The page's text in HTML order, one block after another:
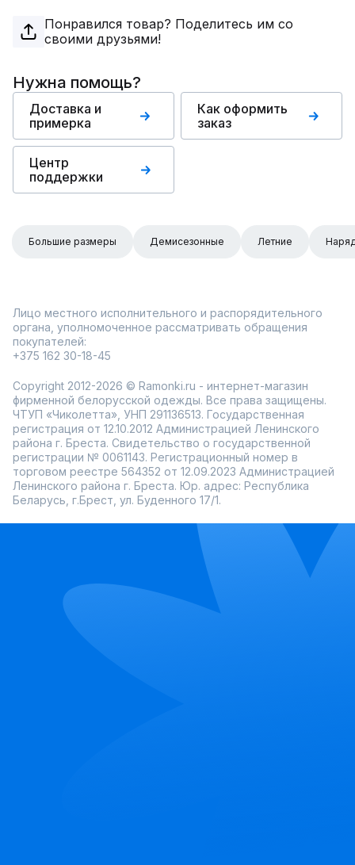
Понравился товар? Поделитесь им со
своими друзьями!
Нужна помощь?
Доставка и
примерка
Как оформить
заказ
Центр
поддержки
Большие размеры Демисезонные Летние
Лицо местного исполнительного и распорядительного
органа, уполномоченное рассматривать обращения
покупателей:
+375 162 30-18-45
Copyright 2012-2026 © Ramonki.ru - интернет-магазин
фирменной белорусской одежды. Все права защищены.
ЧТУП «Чиколетта», УНП 291136513. Государственная
регистрация от 12.10.2012 Администрацией Ленинского
района г. Бреста. Свидетельство о государственной
регистрации № 0061143. Регистрационный номер в
торговом реестре 564352 от 12.09.2023 Администрацией
Ленинского района г. Бреста. Юр. адрес: Республика
Беларусь, г.Брест, ул. Буденного 17/1.